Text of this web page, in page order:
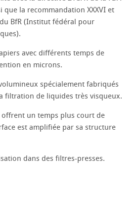
que la recommandation XXXVI et
du BfR (Institut fédéral pour
avec différents temps de
en microns.
volumineux spécialement fabriqués
filtration de liquides très visqueux.
offrent un temps plus court de
est amplifiée par sa structure
dans des filtres-presses.